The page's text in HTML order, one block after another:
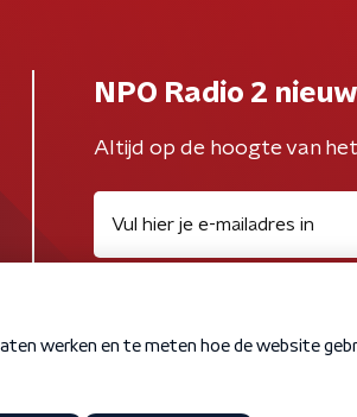
NPO Radio 2
Altijd op de hoogte van